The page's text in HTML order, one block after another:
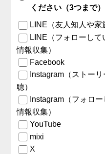
ください（3つまで）
LINE（友人知人や家
LINE（フォローし
情報収集）
Facebook
Instagram（ストー
聴）
Instagram（フォロ
情報収集）
YouTube
mixi
X